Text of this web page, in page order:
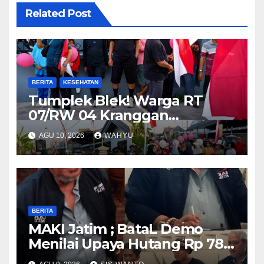
Related Post
BERITA KESEHATAN
Tumplek Blek! Warga RT
07/RW 04 Kranggan
Gumul/SLG(Simpang Lima
Gumul) Gurah Kediri
Meriahkan HUT RI ke-81, Jalan
Santai Dibanjiri Ratusan
Hadiah
AGU 10, 2026 WAHYU
BERITA
MAKI Jatim ; BataL Demo
Menilai Upaya Hutang Rp 785
Milyar Percepatan